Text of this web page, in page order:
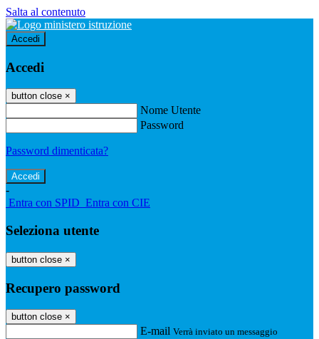
Salta al contenuto
Accedi
Accedi
button close ×
Nome Utente
Password
Password dimenticata?
-
Entra con SPID Entra con CIE
Seleziona utente
button close ×
Recupero password
button close ×
E-mail Verrà inviato un messaggio